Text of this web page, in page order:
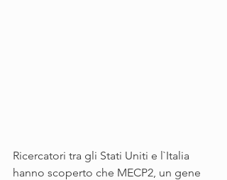
Ricercatori tra gli Stati Uniti e l`Italia
hanno scoperto che MECP2, un gene